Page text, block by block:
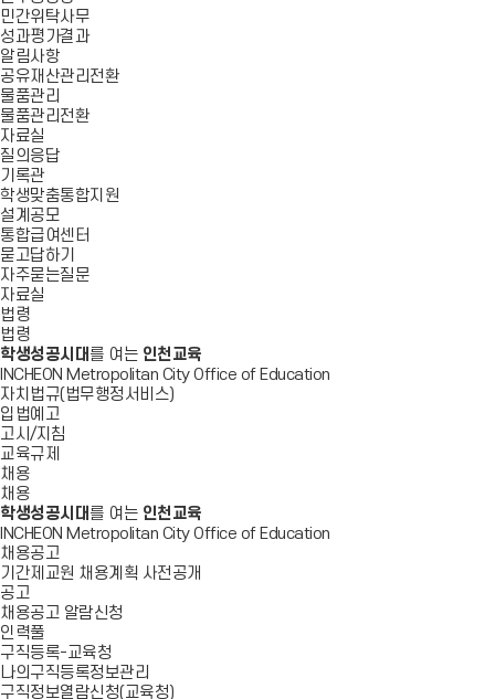
민간위탁사무
성과평가결과
알림사항
공유재산관리전환
물품관리
물품관리전환
자료실
질의응답
기록관
학생맞춤통합지원
설계공모
통합급여센터
묻고답하기
자주묻는질문
자료실
법령
법령
학생성공시대 를 여는 인천교육
INCHEON Metropolitan City Office of Education
자치법규(법무행정서비스)
입법예고
고시/지침
교육규제
채용
채용
학생성공시대 를 여는 인천교육
INCHEON Metropolitan City Office of Education
채용공고
기간제교원 채용계획 사전공개
공고
채용공고 알람신청
인력풀
구직등록-교육청
나의구직등록정보관리
구직정보열람신청(교육청)